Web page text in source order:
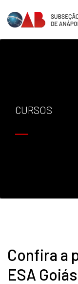
CURSOS
Confira a
ESA